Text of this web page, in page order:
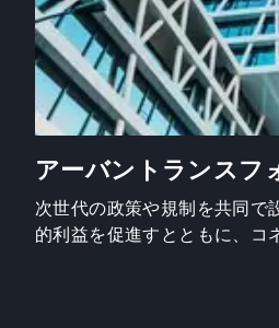
アーバントランスフ
次世代の政策や規制を共同で
的利益を促進すとともに、コ